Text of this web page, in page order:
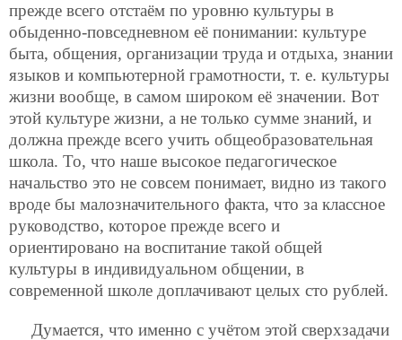
прежде всего отстаём по уровню культуры в
обыденно-повседневном её понимании: культуре
быта, общения, организации труда и отдыха, знании
языков и компьютерной грамотности, т. е. культуры
жизни вообще, в самом широком её значении. Вот
этой культуре жизни, а не только сумме знаний, и
должна прежде всего учить общеобразовательная
школа. То, что наше высокое педагогическое
начальство это не совсем понимает, видно из такого
вроде бы малозначительного факта, что за классное
руководство, которое прежде всего и
ориентировано на воспитание такой общей
культуры в индивидуальном общении, в
современной школе доплачивают целых сто рублей.
Думается, что именно с учётом этой сверхзадачи